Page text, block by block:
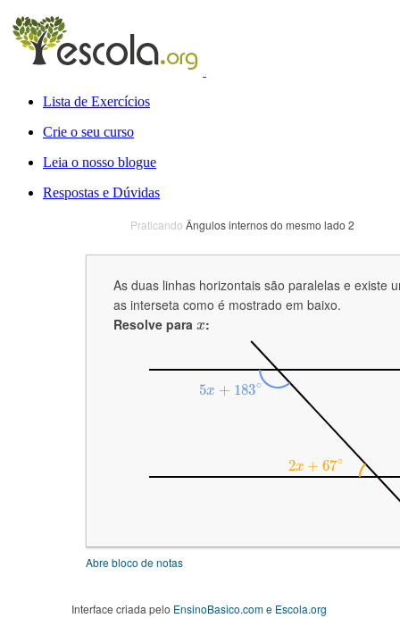
Lista de Exercícios
Crie o seu curso
Leia o nosso blogue
Respostas e Dúvidas